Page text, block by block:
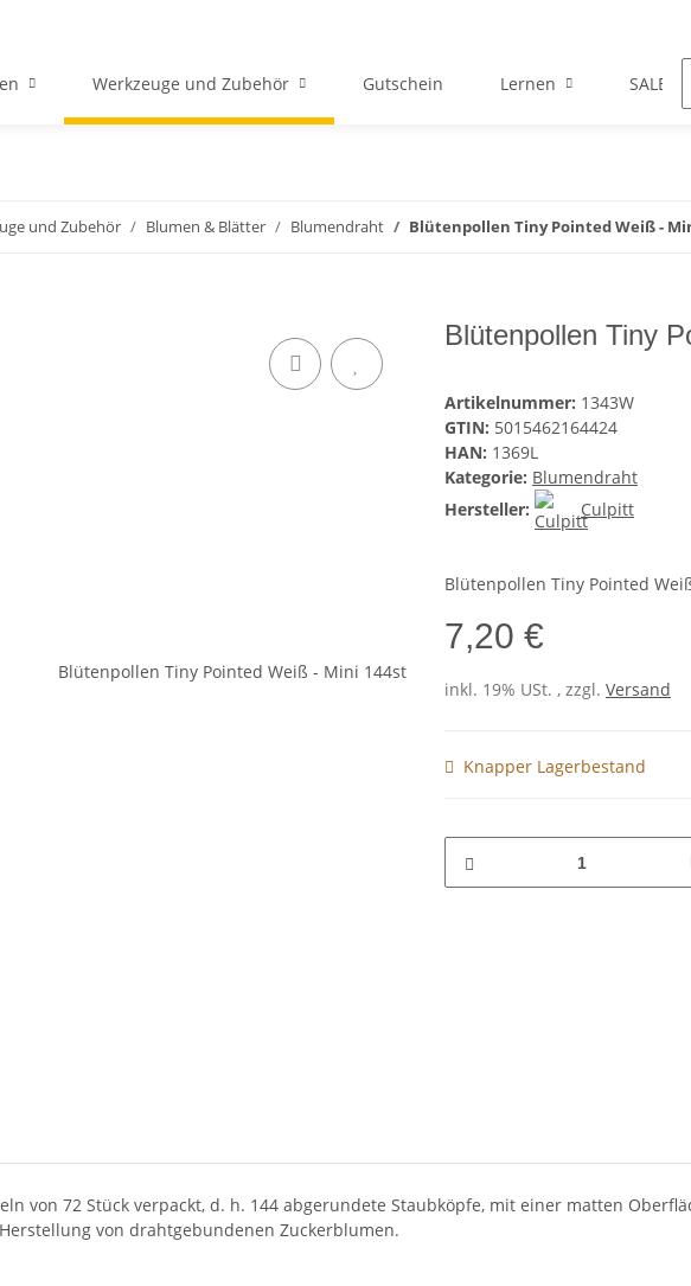
Werkzeuge und Zubehör Gutschein Lernen SALE
und Zubehör Blumen & Blätter Blumendraht Blütenpollen Tiny Pointed Weiß -
Blütenpollen Tiny
Artikelnummer: 1343W
GTIN: 5015462164424
HAN: 1369L
Kategorie: Blumendraht
Hersteller:
Culpitt
Blütenpollen Tiny Pointed
7,20 €
inkl. 19% USt. , zzgl. Versand
Knapper Lagerbestand
von 72 Stück verpackt, d. h. 144 abgerundete Staubköpfe, mit einer matten
von drahtgebundenen Zuckerblumen.